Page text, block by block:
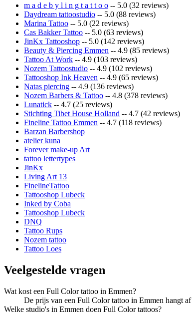
m a d e b y l i n g t a t t o o -- 5.0 (32 reviews)
Daydream tattoostudio -- 5.0 (88 reviews)
Marina Tattoo -- 5.0 (22 reviews)
Cas Bakker Tattoo -- 5.0 (63 reviews)
JinKx Tattooshop -- 5.0 (142 reviews)
Beauty & Piercing Emmen -- 4.9 (85 reviews)
Tattoo At Work -- 4.9 (103 reviews)
Nozem Tattoostudio -- 4.9 (102 reviews)
Tattooshop Ink Heaven -- 4.9 (65 reviews)
Natas piercing -- 4.9 (136 reviews)
Nozem Barbers & Tattoo -- 4.8 (378 reviews)
Lunatick -- 4.7 (25 reviews)
Stichting Tibet House Holland -- 4.7 (42 reviews)
Fineline Tattoo Emmen -- 4.7 (118 reviews)
Barzan Barbershop
atelier kuna
Forever make-up Art
tattoo lettertypes
JinKx
Living Art 13
FinelineTattoo
Tattooshop Lubeck
Inked by Coba
Tattooshop Lubeck
DNQ
Tattoo Rups
Nozem tattoo
Tattoo Loes
Veelgestelde vragen
Wat kost een Full Color tattoo in Emmen?
De prijs van een Full Color tattoo in Emmen hangt
Welke studio's in Emmen doen Full Color tattoos?